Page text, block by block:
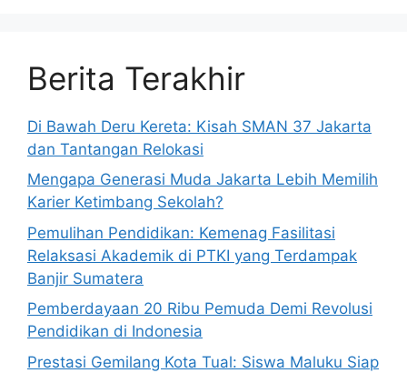
Berita Terakhir
Di Bawah Deru Kereta: Kisah SMAN 37 Jakarta
dan Tantangan Relokasi
Mengapa Generasi Muda Jakarta Lebih Memilih
Karier Ketimbang Sekolah?
Pemulihan Pendidikan: Kemenag Fasilitasi
Relaksasi Akademik di PTKI yang Terdampak
Banjir Sumatera
Pemberdayaan 20 Ribu Pemuda Demi Revolusi
Pendidikan di Indonesia
Prestasi Gemilang Kota Tual: Siswa Maluku Siap